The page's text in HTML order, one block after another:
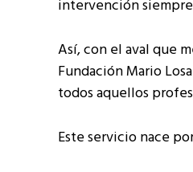
intervención
Así, con el aval que
Fundación Mario
todos aquellos
Este servicio nace